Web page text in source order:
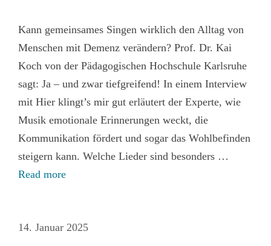
Kann gemeinsames Singen wirklich den Alltag von
Menschen mit Demenz verändern? Prof. Dr. Kai
Koch von der Pädagogischen Hochschule Karlsruhe
sagt: Ja – und zwar tiefgreifend! In einem Interview
mit Hier klingt’s mir gut erläutert der Experte, wie
Musik emotionale Erinnerungen weckt, die
Kommunikation fördert und sogar das Wohlbefinden
steigern kann. Welche Lieder sind besonders …
Read more
14. Januar 2025